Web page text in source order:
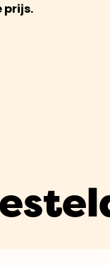
prijs.